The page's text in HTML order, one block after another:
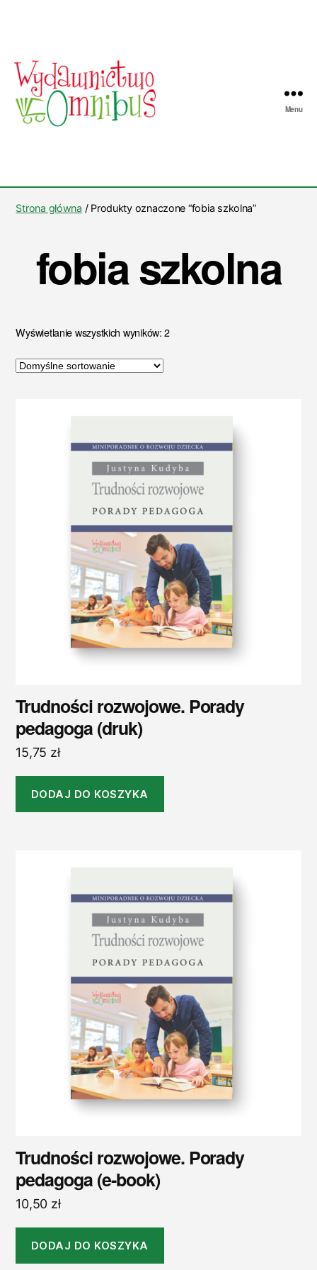
Omnibus
Menu
Strona główna / Produkty oznaczone “fobia szkolna”
fobia szkolna
Wyświetlanie wszystkich wyników: 2
Trudności rozwojowe. Porady
pedagoga (druk)
15,75 zł
DODAJ DO KOSZYKA
Trudności rozwojowe. Porady
pedagoga (e-book)
10,50 zł
DODAJ DO KOSZYKA